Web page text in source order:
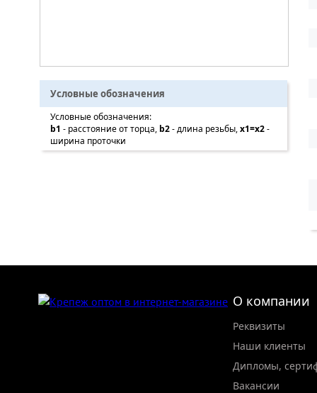
Условные обозначения
Условные обозначения:
b1 - расстояние от торца, b2- длина резьбы,x1=x2-
ширина проточки
О компании
Реквизиты
Наши клиенты
Дипломы,
Вакансии